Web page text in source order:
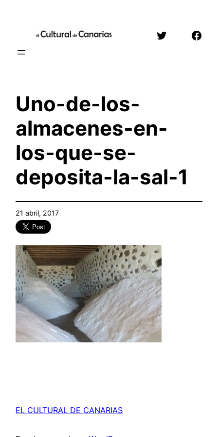
contenido
Twitter
Uno-de-los-
almacenes-en-
los-que-se-
deposita-la-sal-1
21 abril, 2017
EL CULTURAL DE CANARIAS